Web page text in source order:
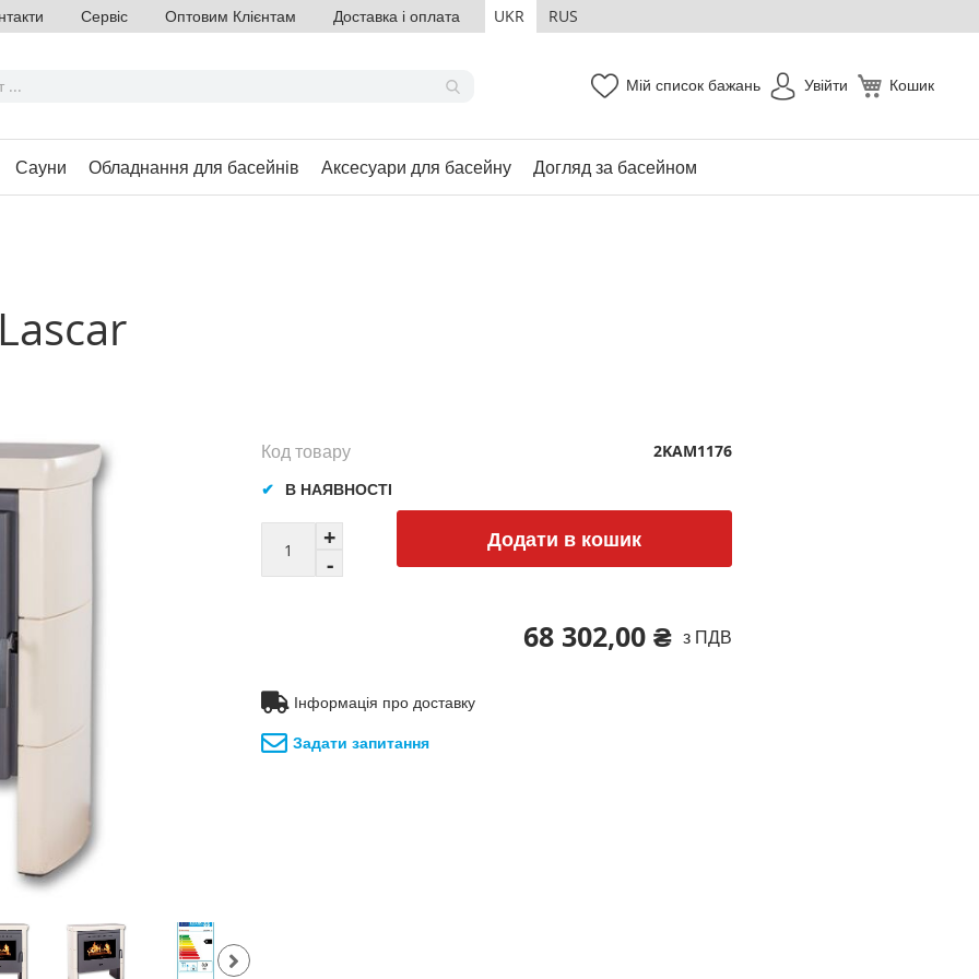
Сервіс Оптовим Клієнтам Доставка і оплата UKR RUS
Кошик
Мій список бажань Увійти
Сауни Обладнання для басейнів Аксесуари для басейну Догляд за басейном
Додати в кошик
68 302,00 ₴ з ПДВ
В НАЯВНОСТІ
Код товару 2KAM1176
Інформація про доставку
Задати запитання